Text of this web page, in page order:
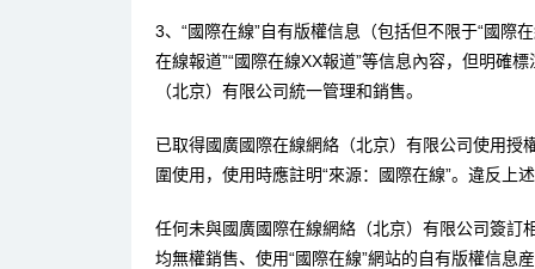
3、“國際在線”自有版權信息（包括但不限于“國際
在線報道”“國際在線XX報道”等信息內容，但明確
（北京）有限公司統一管理和銷售。
已取得國廣國際在線網絡（北京）有限公司使用
圍使用，使用時應註明“來源：國際在線”。違反上
任何未與國廣國際在線網絡（北京）有限公司簽訂
均無權銷售、使用“國際在線”網站的自有版權信息